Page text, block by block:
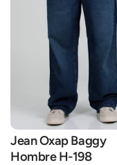
Jean Oxap Baggy
Hombre H-198